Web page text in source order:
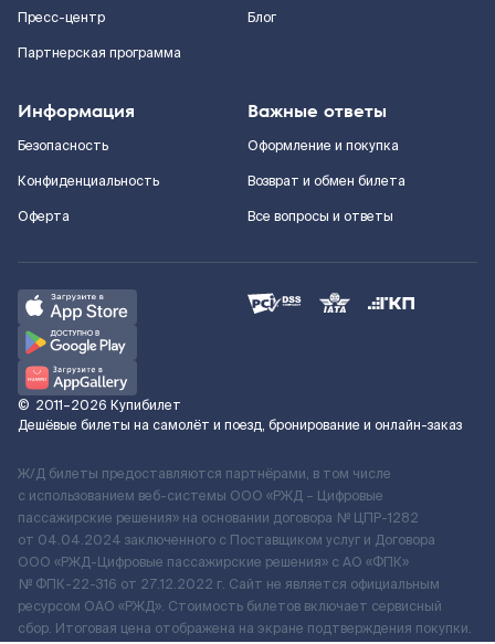
Пресс-центр
Партнерская программа
Блог
Информация
Безопасность
Конфиденциальность
Оферта
Важные ответы
Оформление и покупка
Возврат и обмен билета
Все вопросы и ответы
© 2011–2026 Купибилет
Дешёвые билеты на самолёт и поезд, бронирование и онлайн-заказ
Ж/Д билеты предоставляются партнёрами, в том числе
с использованием веб-системы ООО «РЖД – Цифровые
пассажирские решения» на основании договора № ЦПР-1282
от 04.04.2024 заключенного с Поставщиком услуг и Договора
ООО «РЖД-Цифровые пассажирские решения» c АО «ФПК»
№ ФПК-22-316 от 27.12.2022 г. Сайт не является официальным
ресурсом ОАО «РЖД». Стоимость билетов включает сервисный
сбор. Итоговая цена отображена на экране подтверждения покупки.